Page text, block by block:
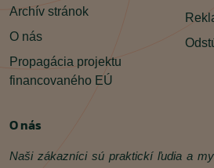
Archív stránok
O nás
Propagácia projektu
financovaného EÚ
O nás
Naši zákazníci sú praktickí ľudia a